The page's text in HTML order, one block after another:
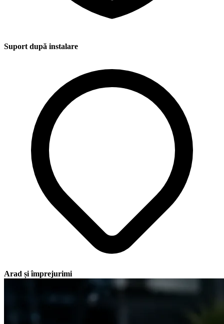
Suport după instalare
Arad și împrejurimi